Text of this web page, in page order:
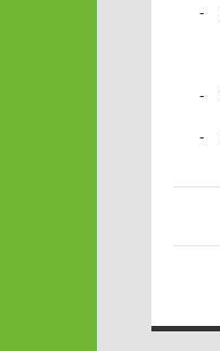
-
-
-